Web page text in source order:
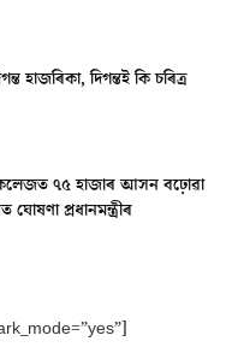
হাজৰিকা, দিগন্তই কি চৰিত্ৰ
৭৫ হাজাৰ আসন বঢ়োৱা
ঘোষণা প্ৰধানমন্ত্ৰীৰ